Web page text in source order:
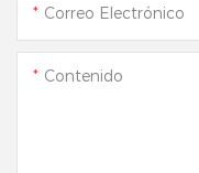
Correo Electrónico
Contenido